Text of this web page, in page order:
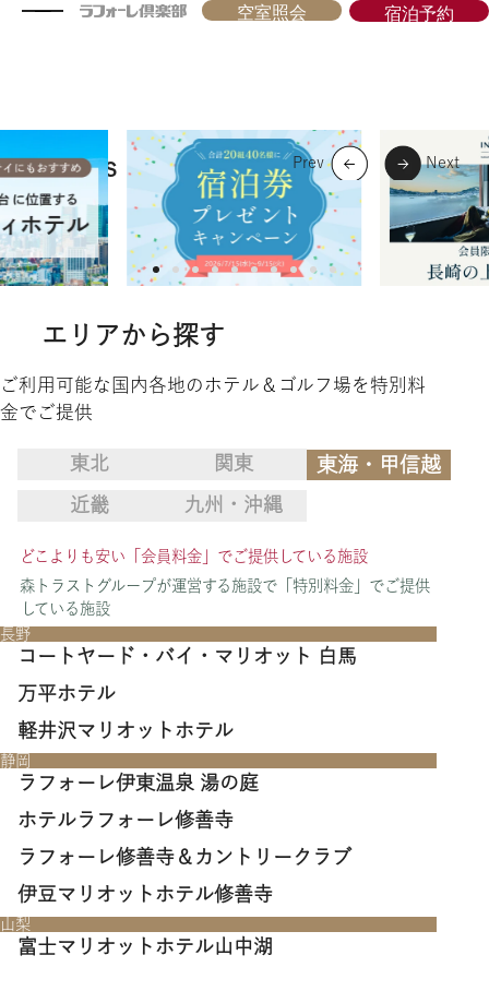
空室照会 宿泊予約
倶
部
心の豊かさは、
旅の休息のなかに
Topics
エリアから探す
ご利用可能な国内各地のホテル＆ゴルフ場を特別料
金でご提供
東北 関東 東海・甲信越
近畿 九州・沖縄
どこよりも安い「会員料金」でご提供している施設
森トラストグループが運営する施設で「特別料金」でご提供
している施設
⻑野
コートヤード・バイ・マリオット ⽩⾺
万平ホテル
軽井沢マリオットホテル
静岡
ラフォーレ伊東温泉 湯の庭
ホテルラフォーレ修善寺
ラフォーレ修善寺＆カントリークラブ
伊⾖マリオットホテル修善寺
⼭梨
富⼠マリオットホテル⼭中湖